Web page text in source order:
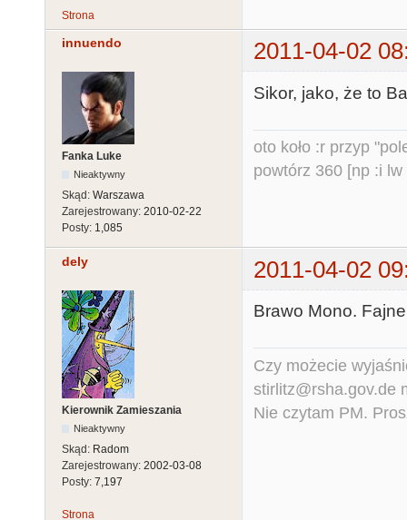
Strona
innuendo 2011-04-02
Fanka Luke
Nieaktywny
Skąd: Warszawa
Zarejestrowany: 2010-02-22
Posty: 1,085
Sikor, jako, że to
oto koło :r przyp
powtórz 360 [np :i lw
dely 2011-04-02
Kierownik Zamieszania
Nieaktywny
Skąd: Radom
Zarejestrowany: 2002-03-08
Posty: 7,197
Brawo Mono.
Czy możecie
stirlitz@rsha.gov.de
Nie czytam PM.
Strona